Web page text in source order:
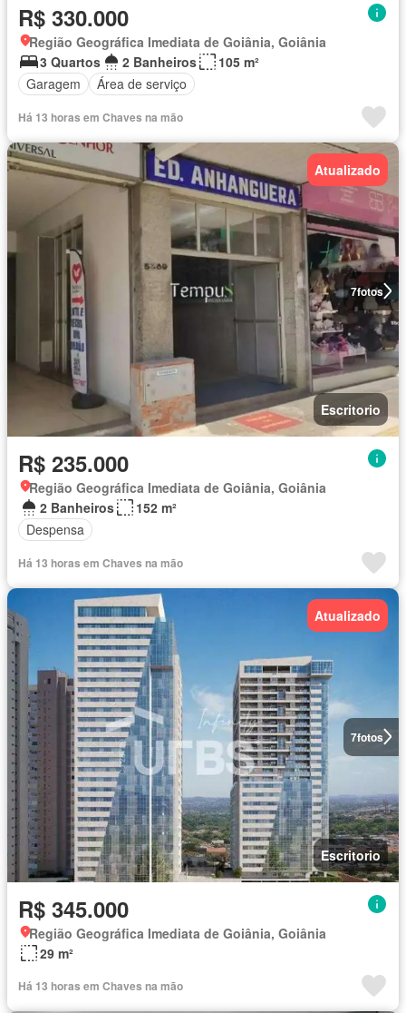
R$ 330.000
Região Geográfica Imediata de Goiânia, Goiânia
3 Quartos
2 Banheiros
105 m²
Garagem
Área de serviço
Há 13 horas em Chaves na mão
7fotos
Atualizado
Escritorio
R$ 235.000
Região Geográfica Imediata de Goiânia, Goiânia
2 Banheiros
152 m²
Despensa
Há 13 horas em Chaves na mão
7fotos
Atualizado
Escritorio
R$ 345.000
Região Geográfica Imediata de Goiânia, Goiânia
29 m²
Há 13 horas em Chaves na mão